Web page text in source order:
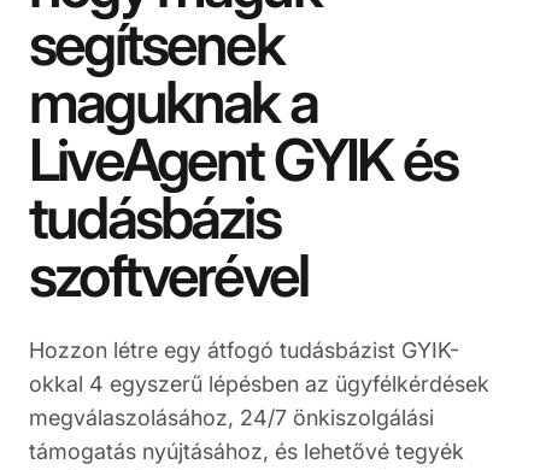
segítsenek
maguknak a
LiveAgent GYIK és
tudásbázis
szoftverével
Hozzon létre egy átfogó tudásbázist GYIK-
okkal 4 egyszerű lépésben az ügyfélkérdések
megválaszolásához, 24/7 önkiszolgálási
támogatás nyújtásához, és lehetővé tegyék